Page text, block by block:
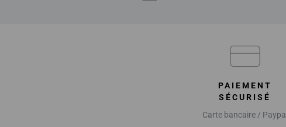
PAIEMENT
SÉCURISÉ
Carte bancaire / Paypal